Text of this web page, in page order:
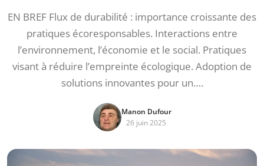
EN BREF Flux de durabilité : importance croissante des
pratiques écoresponsables. Interactions entre
l’environnement, l’économie et le social. Pratiques
visant à réduire l’empreinte écologique. Adoption de
solutions innovantes pour un….
Manon Dufour
26 juin 2025